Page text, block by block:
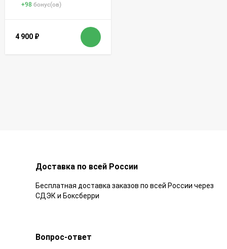
+98 бонус(ов)
4 900 ₽
Доставка по всей России
Бесплатная доставка заказов по всей России через
СДЭК и Боксберри
Вопрос-ответ